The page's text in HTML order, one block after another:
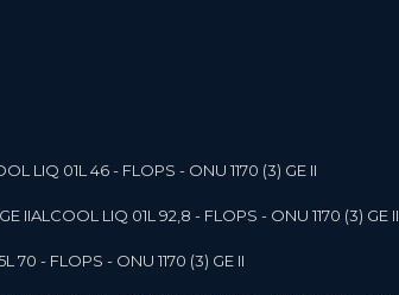
LIQ 01L 46 - FLOPS - ONU 1170 (3) GE II
II ALCOOL LIQ 01L 92,8 - FLOPS - ONU 1170 (3) GE II
70 - FLOPS - ONU 1170 (3) GE II